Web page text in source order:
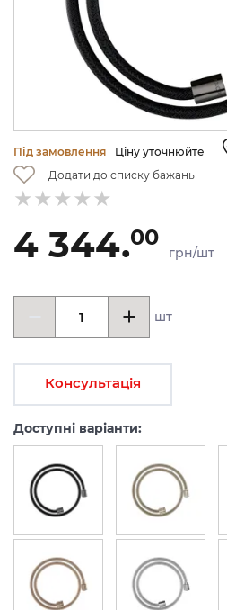
Під замовлення
Ціну уточнюйте
Додати до списку бажань
4 344.00
грн/шт
шт
Консультація
Доступні варіанти: